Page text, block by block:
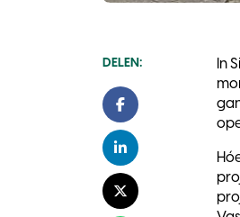
DELEN:
Facebook
LinkedIn
X - Twitter
In